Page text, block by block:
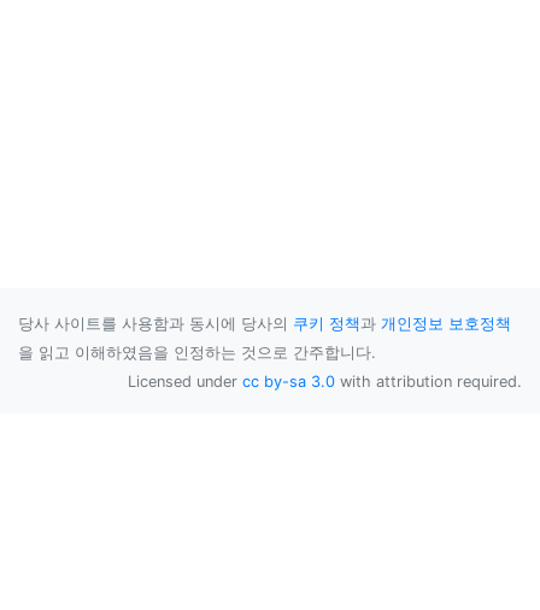
당사 사이트를 사용함과 동시에 당사의 쿠키 정책과 개인정보 보호정책
을 읽고 이해하였음을 인정하는 것으로 간주합니다.
Licensed under cc by-sa 3.0 with attribution required.